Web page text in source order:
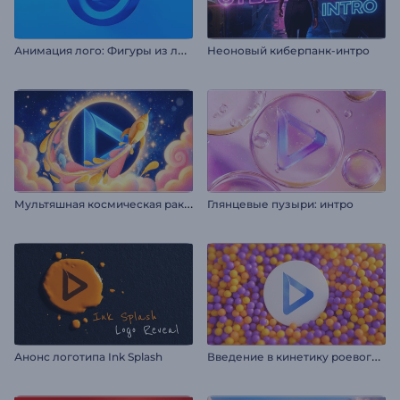
А
нимация лого: Фигуры из линий Неоновый киберпанк-интро
М
ультяшная космическая ракета Глянцевые пузыри: интро
Анонс логотипа Ink Splash В
ведение в кинетику роевого поведения сфер